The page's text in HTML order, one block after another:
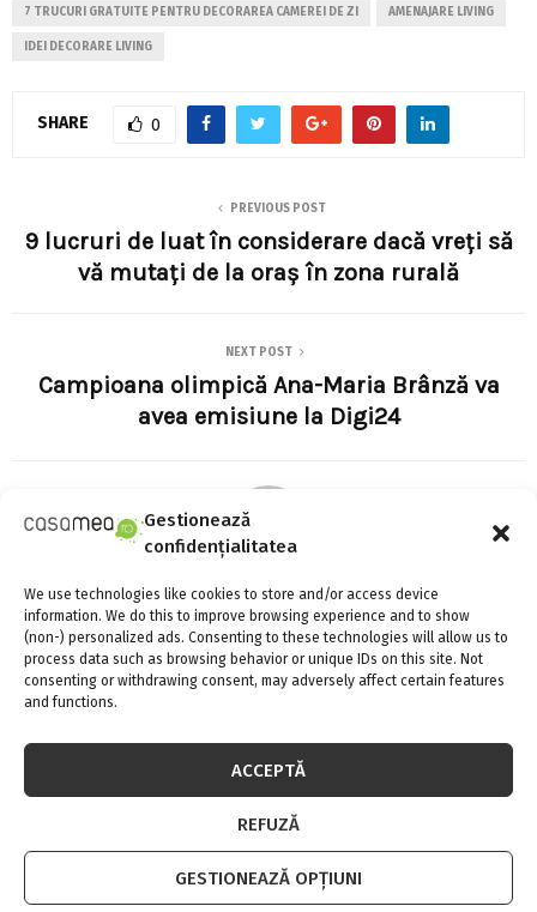
Gestionează
confidențialitatea
We use technologies like cookies to store and/or access device
information. We do this to improve browsing experience and to show
(non-) personalized ads. Consenting to these technologies will allow us to
process data such as browsing behavior or unique IDs on this site. Not
consenting or withdrawing consent, may adversely affect certain features
and functions.
ACCEPTĂ
REFUZĂ
GESTIONEAZĂ OPȚIUNI
7 TRUCURI GRATUITE PENTRU DECORAREA CAMEREI DE ZI AMENAJARE LIVING
IDEI DECORARE LIVING
SHARE 0
PREVIOUS POST
9 lucruri de luat în considerare dacă vreți să
vă mutați de la oraș în zona rurală
NEXT POST
Campioana olimpică Ana-Maria Brânză va
avea emisiune la Digi24
Adina Meyers
RELATED POSTS